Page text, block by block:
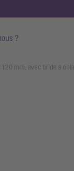
?
120 mm, avec bride à